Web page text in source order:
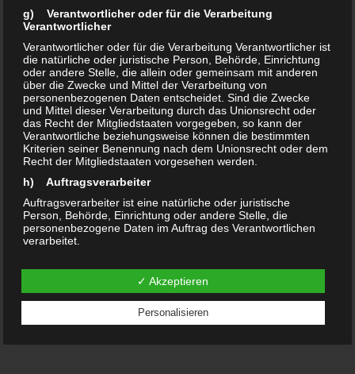
Schlagwörter: Kümmelsburg
DAS KÖNNTE DICH AUCH INTERESSIEREN …
0
Stadtumbau 9.August
4. AUGUST 2013
GWA Neu-Olvenstedt am
16.Juni 17:00 Brunnenstieg
8. JUNI 2021
g) Verantwortlicher oder für die Verarbeitung
Verantwortlicher
Verantwortlicher oder für die Verarbeitung Verantwortlicher ist
die natürliche oder juristische Person, Behörde, Einrichtung
oder andere Stelle, die allein oder gemeinsam mit anderen
über die Zwecke und Mittel der Verarbeitung von
personenbezogenen Daten entscheidet. Sind die Zwecke
und Mittel dieser Verarbeitung durch das Unionsrecht oder
das Recht der Mitgliedstaaten vorgegeben, so kann der
Verantwortliche beziehungsweise können die bestimmten
Kriterien seiner Benennung nach dem Unionsrecht oder dem
Recht der Mitgliedstaaten vorgesehen werden.
h) Auftragsverarbeiter
Auftragsverarbeiter ist eine natürliche oder juristische
Person, Behörde, Einrichtung oder andere Stelle, die
personenbezogene Daten im Auftrag des Verantwortlichen
verarbeitet.
Empfänger ist eine natürliche oder juristische Person,
Behörde, Einrichtung oder andere Stelle, der
personenbezogene Daten offengelegt werden, unabhängig
davon, ob es sich bei ihr um einen Dritten handelt oder nicht.
✓ Akzeptieren
Personalisieren